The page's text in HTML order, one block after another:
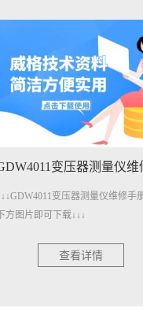
变压器测量仪维修手
下方图片即可下载↓↓↓
查看详情